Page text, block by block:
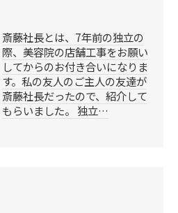
斎藤社長とは、7年前の独立の
際、美容院の店舗工事をお願い
してからのお付き合いになりま
す。私の友人のご主人の友達が
斎藤社長だったので、紹介して
もらいました。 独立…